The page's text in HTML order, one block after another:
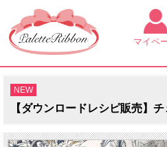
マイペ
NEW
【ダウンロードレシピ販売】